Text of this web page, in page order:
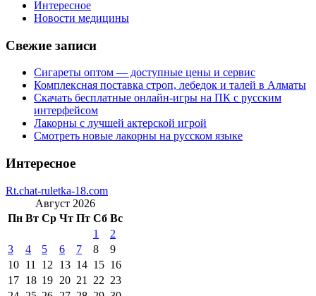
Интересное
Новости медицины
Свежие записи
Сигареты оптом — доступные цены и сервис
Комплексная поставка строп, лебедок и талей в Алматы
Скачать бесплатные онлайн-игры на ПК с русским
интерфейсом
Лакорны с лучшей актерской игрой
Смотреть новые лакорны на русском языке
Интересное
Rt.chat-ruletka-18.com
Август 2026
Пн Вт Ср Чт Пт Сб Вс
1
2
3
4 5 6 7 8
9
10 11 12 13 14 15 16
17 18 19 20 21 22 23